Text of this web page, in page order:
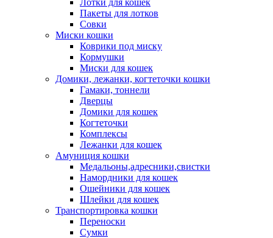
Лотки для кошек
Пакеты для лотков
Совки
Миски кошки
Коврики под миску
Кормушки
Миски для кошек
Домики, лежанки, когтеточки кошки
Гамаки, тоннели
Дверцы
Домики для кошек
Когтеточки
Комплексы
Лежанки для кошек
Амуниция кошки
Медальоны,адресники,свистки
Намордники для кошек
Ошейники для кошек
Шлейки для кошек
Транспортировка кошки
Переноски
Сумки